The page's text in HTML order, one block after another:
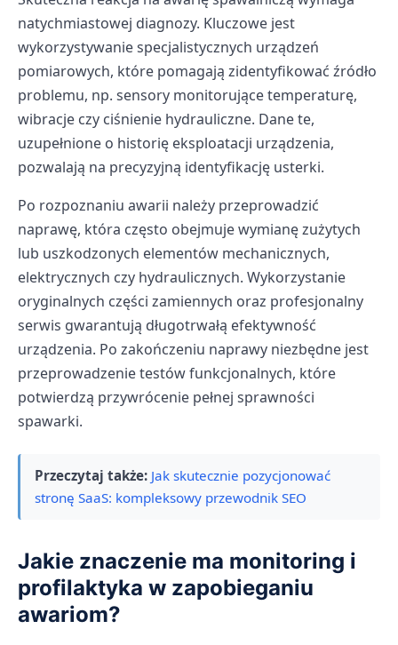
natychmiastowej diagnozy. Kluczowe jest
wykorzystywanie specjalistycznych urządzeń
pomiarowych, które pomagają zidentyfikować źródło
problemu, np. sensory monitorujące temperaturę,
wibracje czy ciśnienie hydrauliczne. Dane te,
uzupełnione o historię eksploatacji urządzenia,
pozwalają na precyzyjną identyfikację usterki.
Po rozpoznaniu awarii należy przeprowadzić
naprawę, która często obejmuje wymianę zużytych
lub uszkodzonych elementów mechanicznych,
elektrycznych czy hydraulicznych. Wykorzystanie
oryginalnych części zamiennych oraz profesjonalny
serwis gwarantują długotrwałą efektywność
urządzenia. Po zakończeniu naprawy niezbędne jest
przeprowadzenie testów funkcjonalnych, które
potwierdzą przywrócenie pełnej sprawności
spawarki.
Przeczytaj także: Jak skutecznie pozycjonować
stronę SaaS: kompleksowy przewodnik SEO
Jakie znaczenie ma monitoring i
profilaktyka w zapobieganiu
awariom?